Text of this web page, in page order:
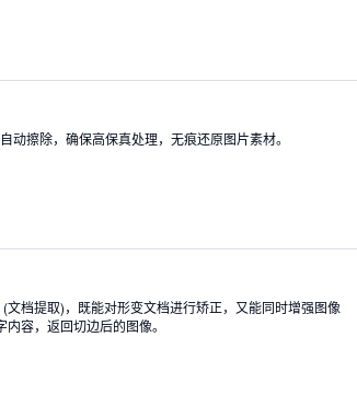
擦除，确保高保真处理，无痕还原图片素材。
档提取)，既能对形变文档进行矫正，又能同时增强图像
容，返回切边后的图像。